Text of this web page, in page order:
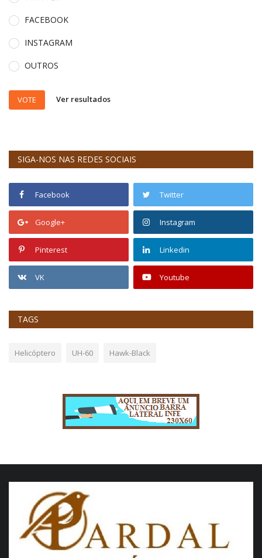
FACEBOOK
INSTAGRAM
OUTROS
VOTE Ver resultados
SIGA-NOS NAS REDES SOCIAIS
Facebook Twitter
Google+ Instagram
Pinterest Linkedin
VK Youtube
TAGS
Helicóptero UH-60 Hawk-Black